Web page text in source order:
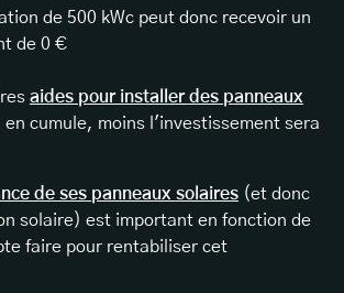
de 500 kWc peut donc recevoir un
de 0 €
aides pour installer des panneaux
en cumule, moins l'investissement sera
de ses panneaux solaires (et donc
solaire) est important en fonction de
faire pour rentabiliser cet